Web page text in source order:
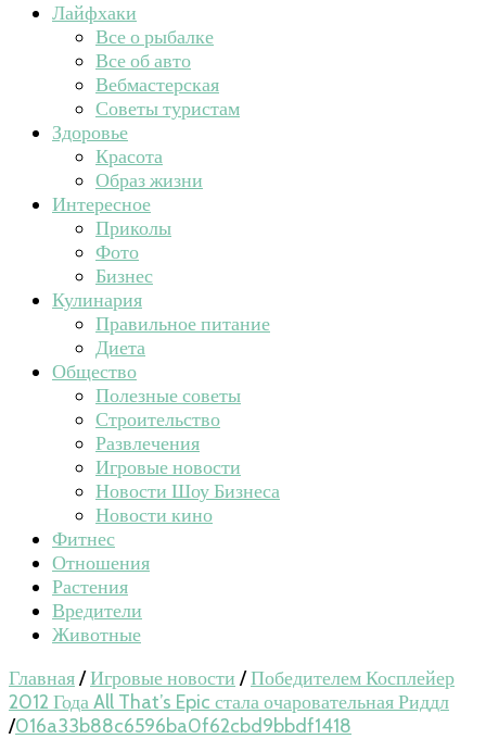
Лайфхаки
Все о рыбалке
Все об авто
Вебмастерская
Советы туристам
Здоровье
Красота
Образ жизни
Интересное
Приколы
Фото
Бизнес
Кулинария
Правильное питание
Диета
Общество
Полезные советы
Строительство
Развлечения
Игровые новости
Новости Шоу Бизнеса
Новости кино
Фитнес
Отношения
Растения
Вредители
Животные
Главная/Игровые новости /Победителем Косплейер
2012 Года All That’s Epic стала очаровательная Риддл
/016a33b88c6596ba0f62cbd9bbdf1418